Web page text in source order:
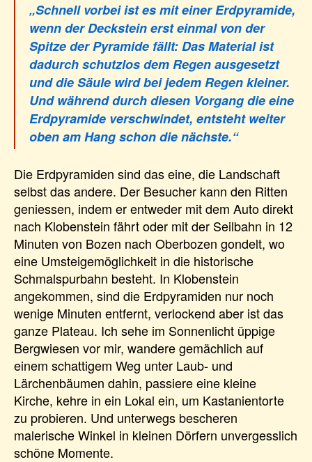
„Schnell vorbei ist es mit einer Erdpyramide,
wenn der Deckstein erst einmal von der
Spitze der Pyramide fällt: Das Material ist
dadurch schutzlos dem Regen ausgesetzt
und die Säule wird bei jedem Regen kleiner.
Und während durch diesen Vorgang die eine
Erdpyramide verschwindet, entsteht weiter
oben am Hang schon die nächste.“
Die Erdpyramiden sind das eine, die Landschaft
selbst das andere. Der Besucher kann den Ritten
geniessen, indem er entweder mit dem Auto direkt
nach Klobenstein fährt oder mit der Seilbahn in 12
Minuten von Bozen nach Oberbozen gondelt, wo
eine Umsteigemöglichkeit in die historische
Schmalspurbahn besteht. In Klobenstein
angekommen, sind die Erdpyramiden nur noch
wenige Minuten entfernt, verlockend aber ist das
ganze Plateau. Ich sehe im Sonnenlicht üppige
Bergwiesen vor mir, wandere gemächlich auf
einem schattigem Weg unter Laub- und
Lärchenbäumen dahin, passiere eine kleine
Kirche, kehre in ein Lokal ein, um Kastanientorte
zu probieren. Und unterwegs bescheren
malerische Winkel in kleinen Dörfern unvergesslich
schöne Momente.